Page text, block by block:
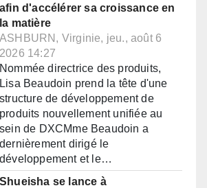
afin d'accélérer sa croissance en
la matière
ASHBURN, Virginie, jeu., août 6
2026 14:27
Nommée directrice des produits,
Lisa Beaudoin prend la tête d'une
structure de développement de
produits nouvellement unifiée au
sein de DXCMme Beaudoin a
dernièrement dirigé le
développement et le…
Shueisha se lance à